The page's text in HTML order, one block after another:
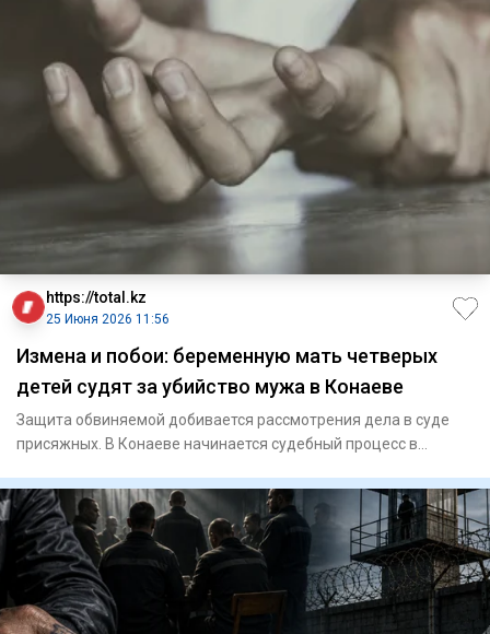
https://total.kz
25 Июня 2026 11:56
Измена и побои: беременную мать четверых
детей судят за убийство мужа в Конаеве
Защита обвиняемой добивается рассмотрения дела в суде
присяжных. В Конаеве начинается судебный процесс в